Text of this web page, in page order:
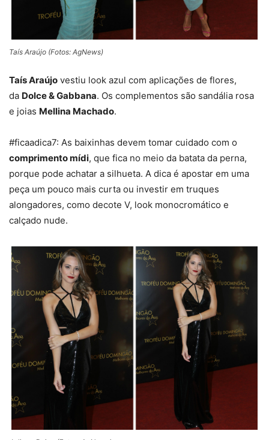
Taís Araújo (Fotos: AgNews)
Taís Araújo vestiu look azul com aplicações de flores,
da Dolce & Gabbana. Os complementos são sandália rosa
e joias Mellina Machado.
#ficaadica7: As baixinhas devem tomar cuidado com o
comprimento mídi, que fica no meio da batata da perna,
porque pode achatar a silhueta. A dica é apostar em uma
peça um pouco mais curta ou investir em truques
alongadores, como decote V, look monocromático e
calçado nude.